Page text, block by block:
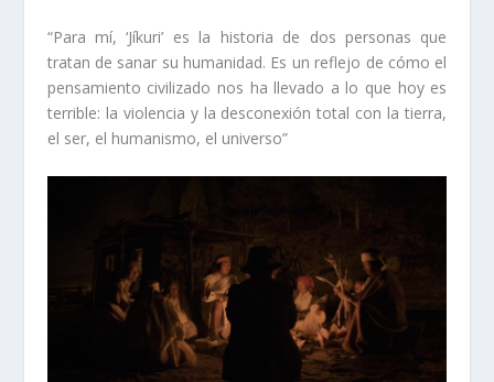
“Para mí, ‘Jíkuri’ es la historia de dos personas que
tratan de sanar su humanidad. Es un reflejo de cómo el
pensamiento civilizado nos ha llevado a lo que hoy es
terrible: la violencia y la desconexión total con la tierra,
el ser, el humanismo, el universo”